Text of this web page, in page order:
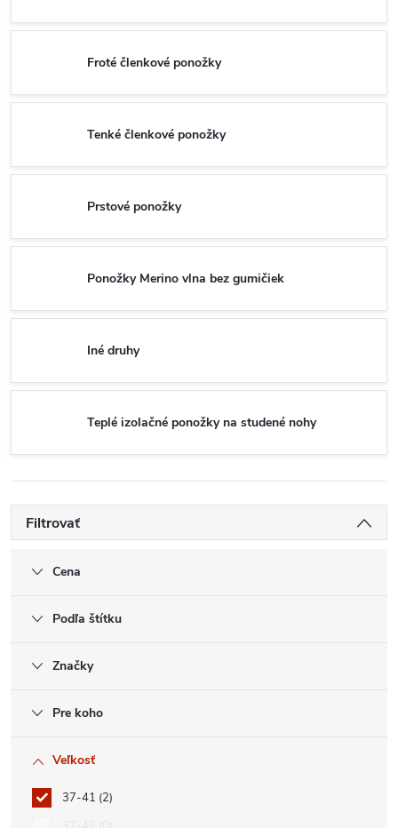
Froté členkové ponožky
Tenké členkové ponožky
Prstové ponožky
Ponožky Merino vlna bez gumičiek
Iné druhy
Teplé izolačné ponožky na studené nohy
Filtrovať
Cena
Podľa štítku
Značky
Pre koho
Veľkosť
37-41 2